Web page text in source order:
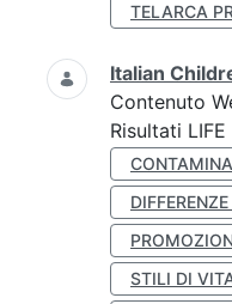
TELARCA
Italian
Contenuto
Risultati
STILI DI